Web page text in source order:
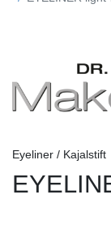
Eyeliner / Kajalstift